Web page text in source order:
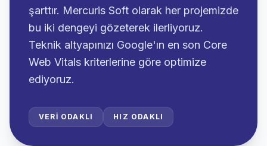
şarttır. Mercuris Soft olarak her projemizde
bu iki dengeyi gözeterek ilerliyoruz.
Teknik altyapınızı Google'ın en son Core
Web Vitals kriterlerine göre optimize
ediyoruz.
VERI ODAKLI HIZ ODAKLI